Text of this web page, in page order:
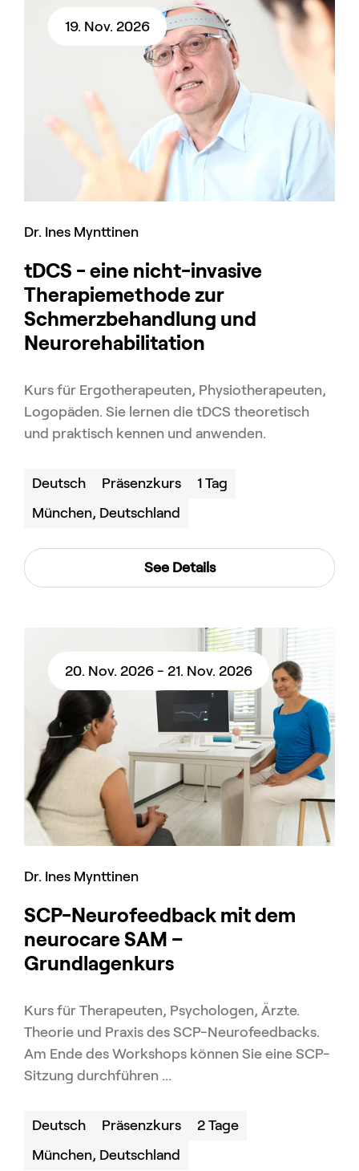
19. Nov. 2026
Dr. Ines Mynttinen
tDCS - eine nicht-invasive
Therapiemethode zur
Schmerzbehandlung und
Neurorehabilitation
Kurs für Ergotherapeuten, Physiotherapeuten,
Logopäden. Sie lernen die tDCS theoretisch
und praktisch kennen und anwenden.
Deutsch
Präsenzkurs
München, Deutschland
1 Tag
See Details
20. Nov. 2026 - 21. Nov. 2026
Dr. Ines Mynttinen
SCP-Neurofeedback mit dem
neurocare SAM –
Grundlagenkurs
Kurs für Therapeuten, Psychologen, Ärzte.
Theorie und Praxis des SCP-Neurofeedbacks.
Am Ende des Workshops können Sie eine SCP-
Sitzung durchführen ...
Deutsch
Präsenzkurs
München, Deutschland
2 Tage